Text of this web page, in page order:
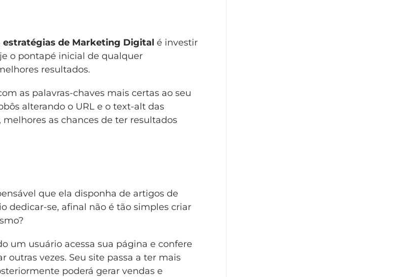
estratégias de Marketing Digital é investir
o pontapé inicial de qualquer
resultados.
as palavras-chaves mais certas ao seu
alterando o URL e o text-alt das
as chances de ter resultados
que ela disponha de artigos de
dedicar-se, afinal não é tão simples criar
um usuário acessa sua página e confere
outras vezes. Seu site passa a ter mais
poderá gerar vendas e